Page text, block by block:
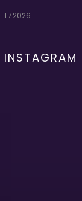
1.7.2026
INSTAGRAM